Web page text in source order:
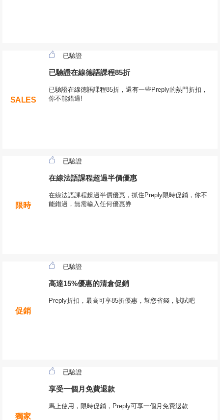
SALES
已驗證
已驗證在線德語課程85折
已驗證在線德語課程85折，還有一些Preply的熱門折扣，
你不能錯過!
限時
已驗證
在線法語課程超過半價優惠
在線法語課程超過半價優惠，抓住Preply限時促銷，你不
能錯過，無需輸入任何優惠券
促銷
已驗證
高達15%優惠的清倉促銷
Preply折扣，最高可享85折優惠，幫您省錢，試試吧
獨家
已驗證
享受一個月免費退款
馬上使用，限時促銷，Preply可享一個月免費退款